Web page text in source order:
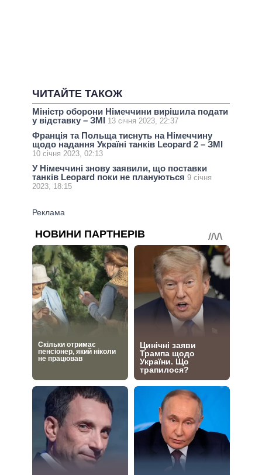
ЧИТАЙТЕ ТАКОЖ
Міністр оборони Німеччини вирішила подати
у відставку – ЗМІ 13 січня 2023, 22:37
Франція та Польща тиснуть на Німеччину
щодо надання Україні танків Leopard 2 – ЗМІ
10 січня 2023, 02:13
У Німеччині знову заявили, що поставки
танків Leopard поки не плануються 9 січня
2023, 18:15